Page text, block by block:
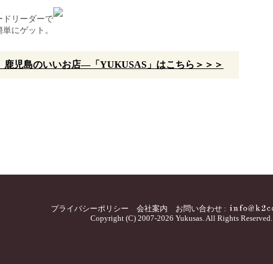
ドリーダーで
にゲット。
鹿児島のいいお店—「YUKUSAS」はこちら＞＞＞
プライバシーポリシー 会社案内
お問い合わせ :
Copyright (C) 2007-2026 Yukusas. All Rights Reserved.